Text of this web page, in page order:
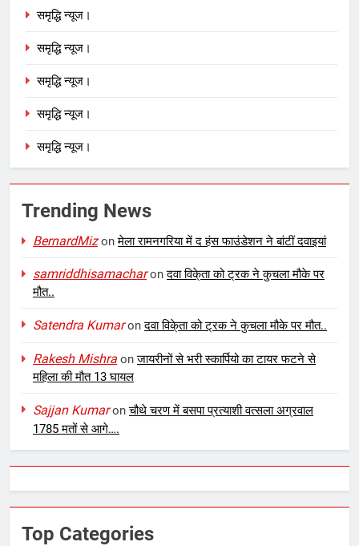
समृद्धि न्यूज।
समृद्धि न्यूज।
समृद्धि न्यूज।
समृद्धि न्यूज।
समृद्धि न्यूज।
Trending News
BernardMizonमेला रामनगरिया में द हंस फाउंडेशन ने बांटीं दवाइयां
samriddhisamacharonदवा विके्ता को ट्रक ने कुचला मौके पर
मौत..
Satendra Kumaronदवा विके्ता को ट्रक ने कुचला मौके पर मौत..
Rakesh Mishra onजायरीनों से भरी स्कार्पियो का टायर फटने से
महिला की मौत 13 घायल
Sajjan Kumaronचौथे चरण में बसपा प्रत्याशी वत्सला अग्रवाल
1785 मतों से आगे….
Top Categories